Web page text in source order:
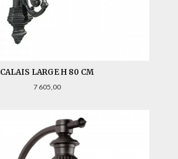
CALAIS LARGE H 80 CM
Pris
7 605,00